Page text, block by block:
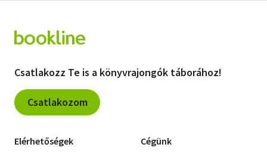
Csatlakozz Te is a könyvrajongók táborához!
Csatlakozom
Elérhetőségek Cégünk